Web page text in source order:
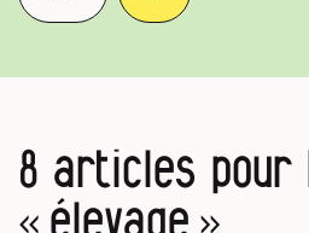
8 articles pour